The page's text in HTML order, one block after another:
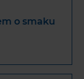
o smaku